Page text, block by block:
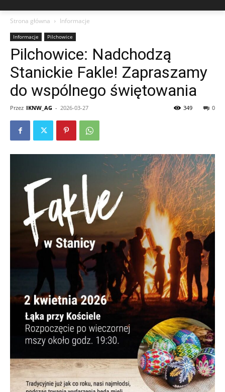
Strona główna Informacje
Informacje Pilchowice
Pilchowice: Nadchodzą
Stanickie Fakle! Zapraszamy
do wspólnego świętowania
Przez IKNW_AG - 2026-03-27 0
349